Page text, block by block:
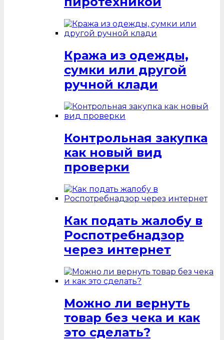
Кража из одежды,
сумки или другой
ручной клади
Контрольная закупка
как новый вид
проверки
Как подать жалобу в
Роспотребнадзор
через интернет
Можно ли вернуть
товар без чека и как
это сделать?